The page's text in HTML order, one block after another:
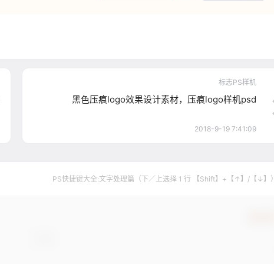
标志PS样机
黑色压痕logo效果设计素材，压痕logo样机psd
2018-9-19 7:41:09
PS快捷键大全:文字处理篇（下／上选择 1 行 【Shift】+【↑】/【↓】）